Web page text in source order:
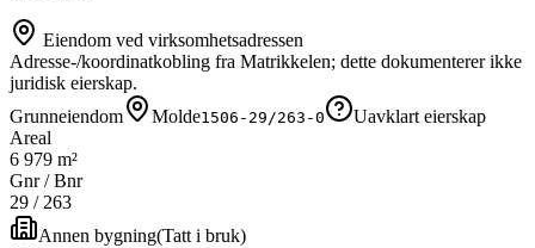
Eiendom ved virksomhetsadressen
Adresse-/koordinatkobling fra Matrikkelen; dette dokumenterer ikke
juridisk eierskap.
Grunneiendom
Molde1506-29/263-0
Uavklart eierskap
Areal
6 979 m²
Gnr / Bnr
29 /263
Annen bygning(Tatt i bruk)